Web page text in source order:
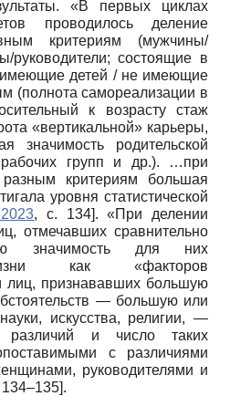
«В первых циклах
проводилось деление
критериям (мужчины/
руководители; состоящие в
имеющие детей / не имеющие
(полнота самореализации в
к возрасту стаж
«вертикальной» карьеры,
значимость родительской
групп и др.). …при
критериям большая
уровня статистической
, с. 134]. «При делении
отмечавших сравнительно
значимость для них
как «факторов
лиц, признававших большую
— большую или
искусства, религии, —
различий и число таких
с различиями
руководителями и